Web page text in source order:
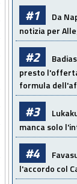
#1
Da
notizia per
#2
presto
formula
#3
manca solo
#4
l'accordo col